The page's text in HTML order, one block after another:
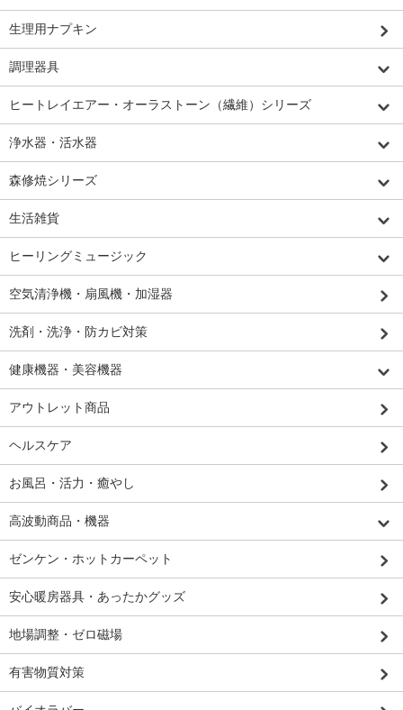
生理用ナプキン
調理器具
ヒートレイエアー・オーラストーン（繊維）シリーズ
浄水器・活水器
森修焼シリーズ
生活雑貨
ヒーリングミュージック
空気清浄機・扇風機・加湿器
洗剤・洗浄・防カビ対策
健康機器・美容機器
アウトレット商品
ヘルスケア
お風呂・活力・癒やし
高波動商品・機器
ゼンケン・ホットカーペット
安心暖房器具・あったかグッズ
地場調整・ゼロ磁場
有害物質対策